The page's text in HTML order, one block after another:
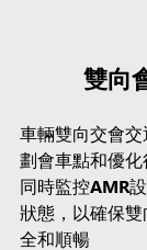
雙向
車輛雙向交會
劃會車點和優化
同時監控AMR
狀態，以確保
全和順暢